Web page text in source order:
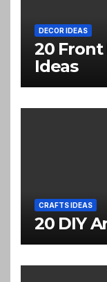
DECOR IDEAS
20
Ideas
CRAFTS IDEAS
20 DIY